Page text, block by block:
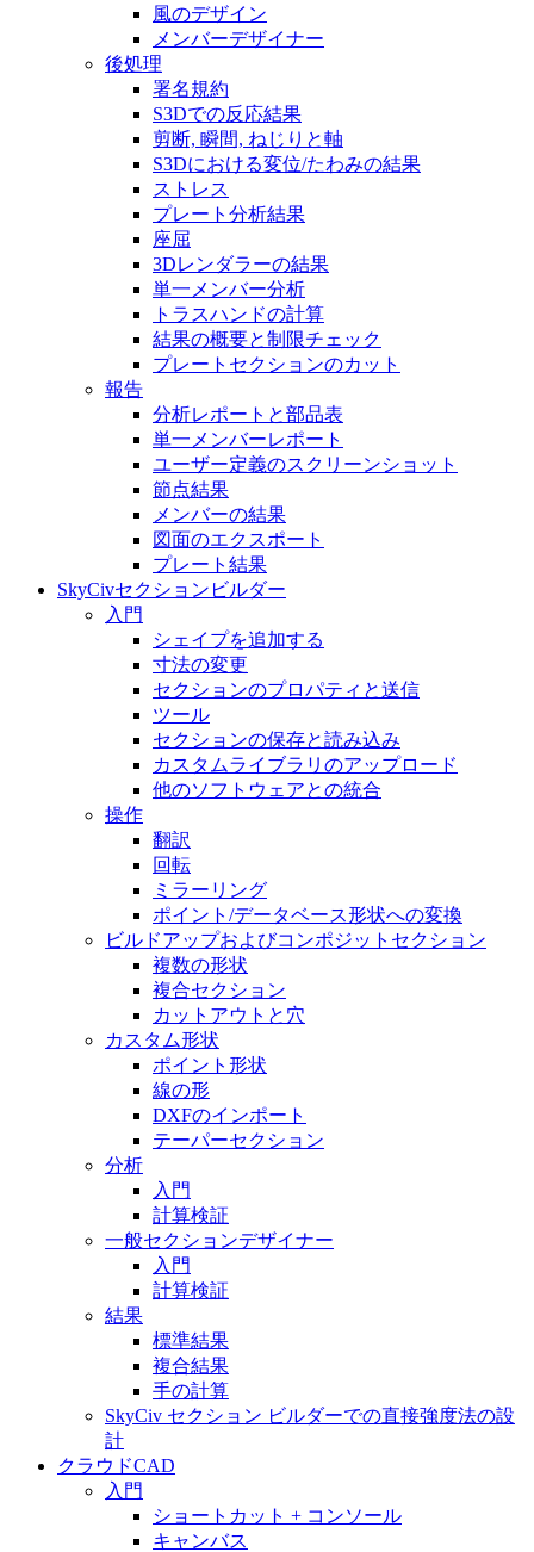
風のデザイン
メンバーデザイナー
後処理
署名規約
S3Dでの反応結果
剪断, 瞬間, ねじりと軸
S3Dにおける変位/たわみの結果
ストレス
プレート分析結果
座屈
3Dレンダラーの結果
単一メンバー分析
トラスハンドの計算
結果の概要と制限チェック
プレートセクションのカット
報告
分析レポートと部品表
単一メンバーレポート
ユーザー定義のスクリーンショット
節点結果
メンバーの結果
図面のエクスポート
プレート結果
SkyCivセクションビルダー
入門
シェイプを追加する
寸法の変​​更
セクションのプロパティと送信
ツール
セクションの保存と読み込み
カスタムライブラリのアップロード
他のソフトウェアとの統合
操作
翻訳
回転
ミラーリング
ポイント/データベース形状への変換
ビルドアップおよびコンポジットセクション
複数の形状
複合セクション
カットアウトと穴
カスタム形状
ポイント形状
線の形
DXFのインポート
テーパーセクション
分析
入門
計算検証
一般セクションデザイナー
入門
計算検証
結果
標準結果
複合結果
手の計算
SkyCiv セクション ビルダーでの直接強度法の設
計
クラウドCAD
入門
ショートカット + コンソール
キャンバス